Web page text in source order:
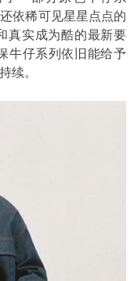
依稀可见星星点点的
真实成为酷的最新要
牛仔系列依旧能给予
续。